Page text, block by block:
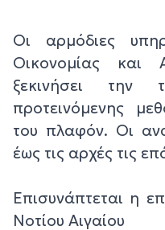
Οι αρμόδιες
Οικονομίας και
ξεκινήσει την
προτεινόμενης
του πλαφόν. Οι
έως τις αρχές τις
Επισυνάπτεται η
Νοτίου Αιγαίου